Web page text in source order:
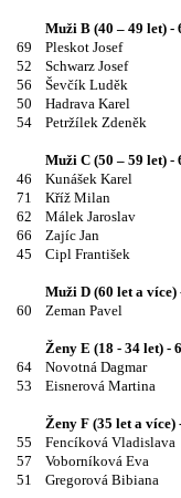
Muži B (40 – 49 let) -
69
Pleskot Josef
52
Schwarz Josef
56
Ševčík Luděk
50
Hadrava Karel
54 Petržílek Zdeněk
Muži C (50 – 59 let) -
46
Kunášek Karel
71
Kříž Milan
62
Málek Jaroslav
66
Zajíc Jan
45 Cipl František
Muži D (60 let a více)
60 Zeman Pavel
Ženy E (18 - 34 let) -
64
Novotná Dagmar
53 Eisnerová Martina
Ženy F (35 let a více)
55
Fencíková Vladislava
57
Voborníková Eva
51 Gregorová Bibiana